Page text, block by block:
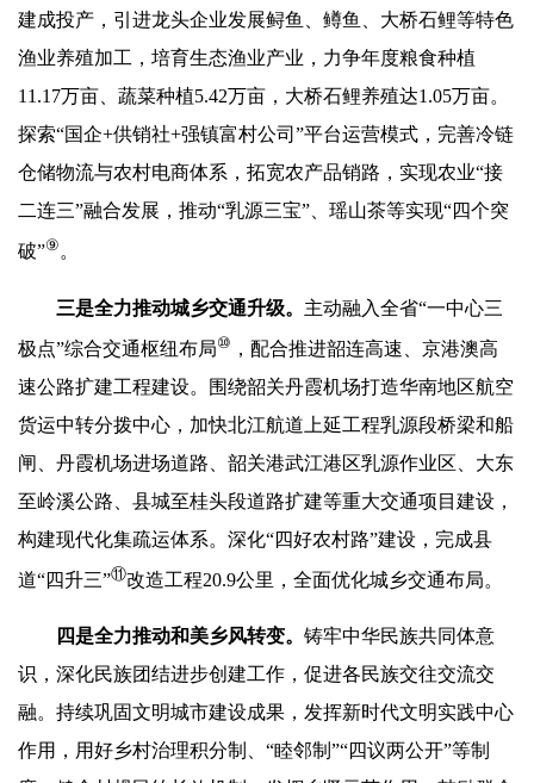
建成投产，引进龙头企业发展鲟鱼、鳟鱼、大桥石鲤等特色
渔业养殖加工，培育生态渔业产业，力争年度粮食种植
11.17万亩、蔬菜种植5.42万亩，大桥石鲤养殖达1.05万亩。
探索“国企+供销社+强镇富村公司”平台运营模式，完善冷链
仓储物流与农村电商体系，拓宽农产品销路，实现农业“接
二连三”融合发展，推动“乳源三宝”、瑶山茶等实现“四个突
破”⑨。
三是全力推动城乡交通升级。 主动融入全省“一中心三
极点”综合交通枢纽布局⑩ ，配合推进韶连高速、京港澳高
速公路扩建工程建设。围绕韶关丹霞机场打造华南地区航空
货运中转分拨中心，加快北江航道上延工程乳源段桥梁和船
闸、丹霞机场进场道路、韶关港武江港区乳源作业区、大东
至岭溪公路、县城至桂头段道路扩建等重大交通项目建设，
构建现代化集疏运体系。深化“四好农村路”建设，完成县
道“四升三”⑪改造工程20.9公里，全面优化城乡交通布局。
四是全力推动和美乡风转变。 铸牢中华民族共同体意
识，深化民族团结进步创建工作，促进各民族交往交流交
融。持续巩固文明城市建设成果，发挥新时代文明实践中心
作用，用好乡村治理积分制、“睦邻制”“四议两公开”等制